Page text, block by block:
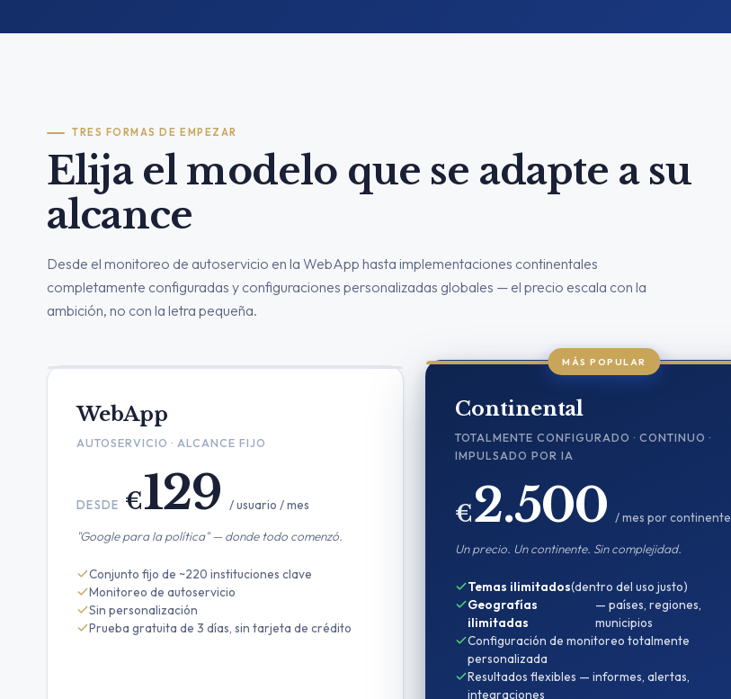
TRES FORMAS DE EMPEZAR
Elija el modelo que se adapte a su
alcance
Desde el monitoreo de autoservicio en la WebApp hasta implementaciones continentales
completamente configuradas y configuraciones personalizadas globales — el precio escala con la
ambición, no con la letra pequeña.
WebApp
AUTOSERVICIO · ALCANCE FIJO
DESDE €129 / usuario / mes
"Google para la política" — donde todo comenzó.
Conjunto fijo de ~220 instituciones clave
Monitoreo de autoservicio
Sin personalización
Prueba gratuita de 3 días, sin tarjeta de crédito
MÁS POPULAR
Continental
TOTALMENTE CONFIGURADO · CONTINUO ·
IMPULSADO POR IA
€2.500 / mes por continente
Un precio. Un continente. Sin complejidad.
Temas ilimitados(dentro del uso justo)
Geografías
ilimitadas
— países, regiones,
municipios
Configuración de monitoreo totalmente
personalizada
Resultados flexibles — informes, alertas,
integraciones